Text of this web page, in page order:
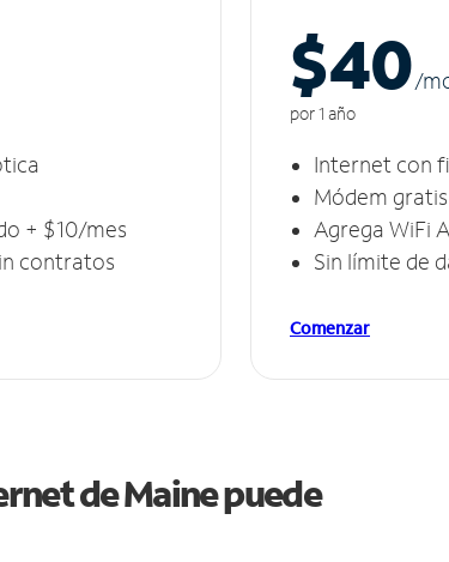
+ $10/mes
contratos
$40/m
por 1 año
Internet con
Módem gratis
Agrega WiFi
Sin límite de
Comenzar
de Maine puede